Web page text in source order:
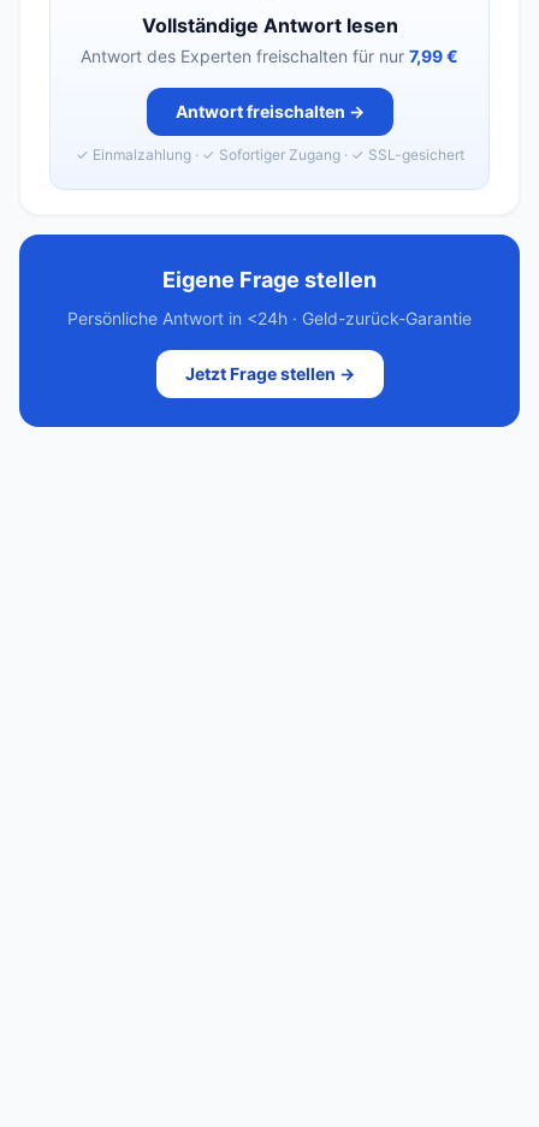
Vollständige Antwort lesen
Antwort des Experten freischalten für nur 7,99 €
Antwort freischalten →
✓ Einmalzahlung · ✓ Sofortiger Zugang · ✓ SSL-gesichert
Eigene Frage stellen
Persönliche Antwort in <24h · Geld-zurück-Garantie
Jetzt Frage stellen →